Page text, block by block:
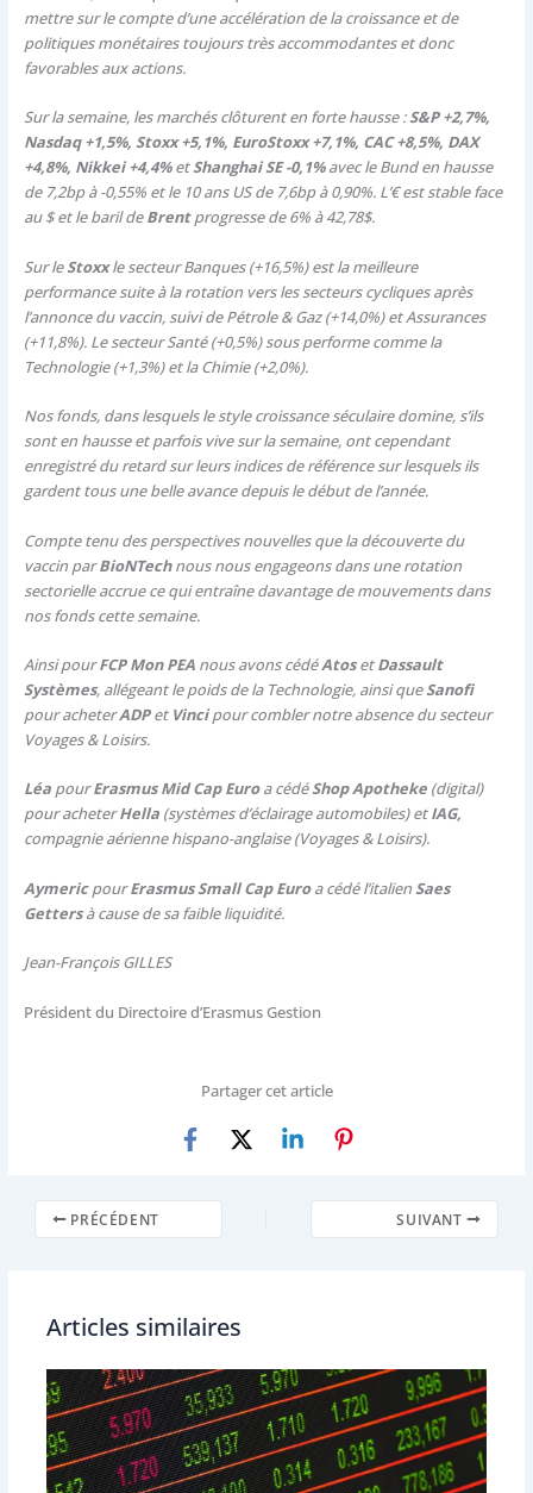
mettre sur le compte d’une accélération de la croissance et de
politiques monétaires toujours très accommodantes et donc
favorables aux actions.
Sur la semaine, les marchés clôturent en forte hausse :S&P +2,7%,
Nasdaq +1,5%, Stoxx +5,1%, EuroStoxx +7,1%, CAC +8,5%, DAX
+4,8%, Nikkei +4,4%etShanghai SE -0,1%avec le Bund en hausse
de 7,2bp à -0,55% et le 10 ans US de 7,6bp à 0,90%. L’€ est stable face
au $ et le baril deBrentprogresse de 6% à 42,78$.
Sur leStoxxle secteur Banques (+16,5%) est la meilleure
performance suite à la rotation vers les secteurs cycliques après
l’annonce du vaccin, suivi de Pétrole & Gaz (+14,0%) et Assurances
(+11,8%). Le secteur Santé (+0,5%) sous performe comme la
Technologie (+1,3%) et la Chimie (+2,0%).
Nos fonds, dans lesquels le style croissance séculaire domine, s’ils
sont en hausse et parfois vive sur la semaine, ont cependant
enregistré du retard sur leurs indices de référence sur lesquels ils
gardent tous une belle avance depuis le début de l’année.
Compte tenu des perspectives nouvelles que la découverte du
vaccin parBioNTechnous nous engageons dans une rotation
sectorielle accrue ce qui entraîne davantage de mouvements dans
nos fonds cette semaine.
Ainsi pourFCP Mon PEA nous avons cédéAtosetDassault
Systèmes, allégeant le poids de la Technologie, ainsi queSanofi
pour acheterADPet Vincipour combler notre absence du secteur
Voyages & Loisirs.
Léa pourErasmus Mid Cap Euroa cédéShop Apotheke (digital)
pour acheterHella (systèmes d’éclairage automobiles) etIAG,
compagnie aérienne hispano-anglaise (Voyages & Loisirs).
AymericpourErasmus Small Cap Euroa cédé l’italien Saes
Gettersà cause de sa faible liquidité.
Jean-François GILLES
Président du Directoire d’Erasmus Gestion
Partager cet article
PRÉCÉDENT SUIVANT
Articles similaires